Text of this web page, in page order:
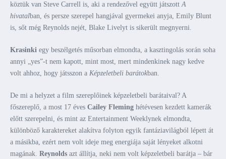
köztük van Steve Carrell is, aki a rendezővel együtt játszottA
hivatalban, és persze szerepel hangjával gyermekei anyja, Emily Blunt
is, sőt még Reynolds nejét, Blake Livelyt is sikerült megnyerni.
Krasinki egy beszélgetés műsorban elmondta, a kasztingolás során soha
annyi „yes”-t nem kapott, mint most, mert mindenkinek nagy kedve
volt ahhoz, hogy játsszon a Képzeletbeli barátokban.
De mi a helyzet a film szereplőinek képzeletbeli barátaival? A
főszereplő, a most 17 éves Cailey Fleming hétévesen kezdett kamerák
előtt szerepelni, és mint az Entertainment Weeklynek elmondta,
különböző karaktereket alakítva folyton egyik fantáziavilágból lépett át
a másikba, ezért nem volt ideje meg energiája saját lényeket alkotni
magának. Reynolds azt állítja, neki nem volt képzeletbeli barátja – bár